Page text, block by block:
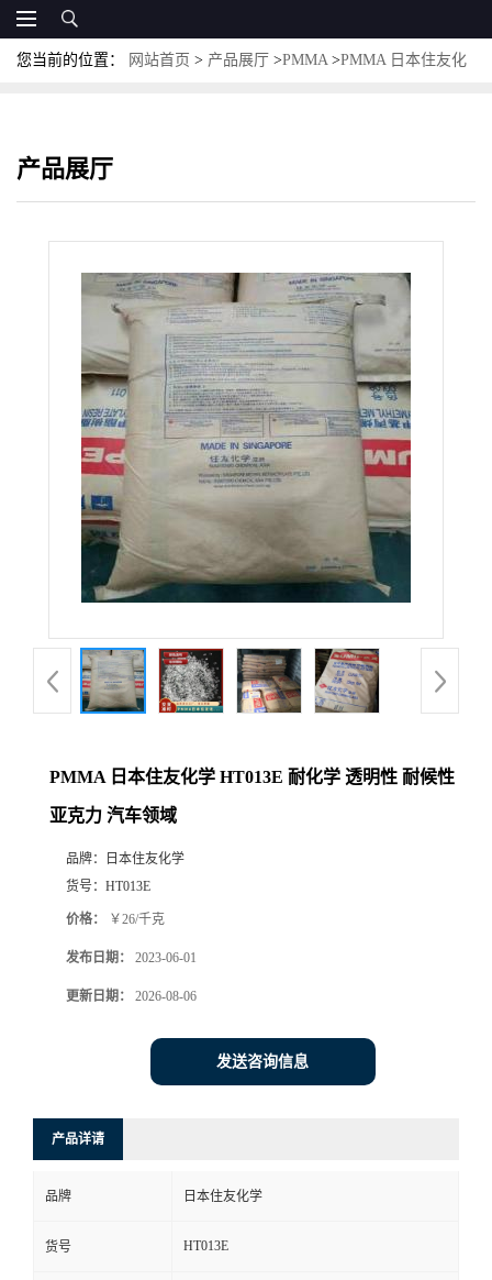
您当前的位置： 网站首页 > 产品展厅 >PMMA>PMMA 日本住友化
产品展厅
PMMA 日本住友化学 HT013E 耐化学 透明性 耐候性
亚克力 汽车领域
品牌：
日本住友化学
货号： HT013E
价格： ￥26/千克
发布日期： 2023-06-01
更新日期： 2026-08-06
发送咨询信息
产品详请
品牌 日本住友化学
货号 HT013E